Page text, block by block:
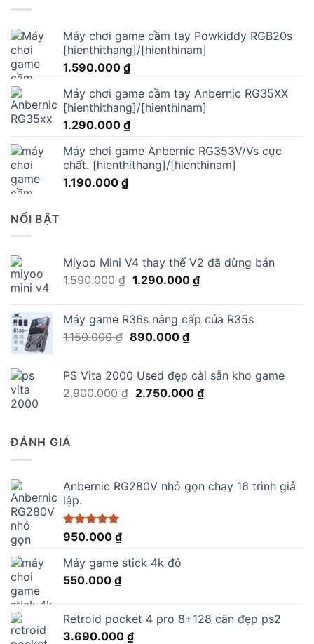
Máy chơi game cầm tay Powkiddy RGB20s
[hienthithang]/[hienthinam]
1.590.000 ₫
Máy chơi game cầm tay Anbernic RG35XX
[hienthithang]/[hienthinam]
1.290.000 ₫
Máy chơi game Anbernic RG353V/Vs cực
chất. [hienthithang]/[hienthinam]
1.190.000 ₫
NỔI BẬT
Miyoo Mini V4 thay thế V2 đã dừng bán
1.590.000₫ Giá
1.590.000 ₫.
1.290.000 ₫Giá
là:
Máy game R36s nâng cấp của R35s
1.150.000₫ Giá
1.150.000 ₫.
890.000 ₫Giá
là:
890.000 ₫.
PS Vita 2000 Used đẹp cài sẵn kho game
2.900.000₫ Giá
2.750.000 ₫Giá
ĐÁNH GIÁ
Anbernic RG280V nhỏ gọn chạy 16 trình giả
lập.
Được xếp
5 sao
950.000 ₫
Máy game stick 4k đỏ
550.000 ₫
Retroid pocket 4 pro 8+128 cân đẹp ps2
3.690.000 ₫